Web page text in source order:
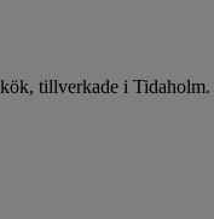
tillverkade i Tidaholm.